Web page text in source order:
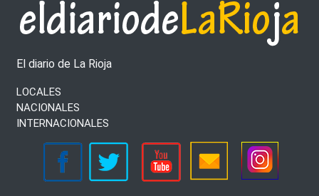
El diario de La Rioja
LOCALES
NACIONALES
INTERNACIONALES